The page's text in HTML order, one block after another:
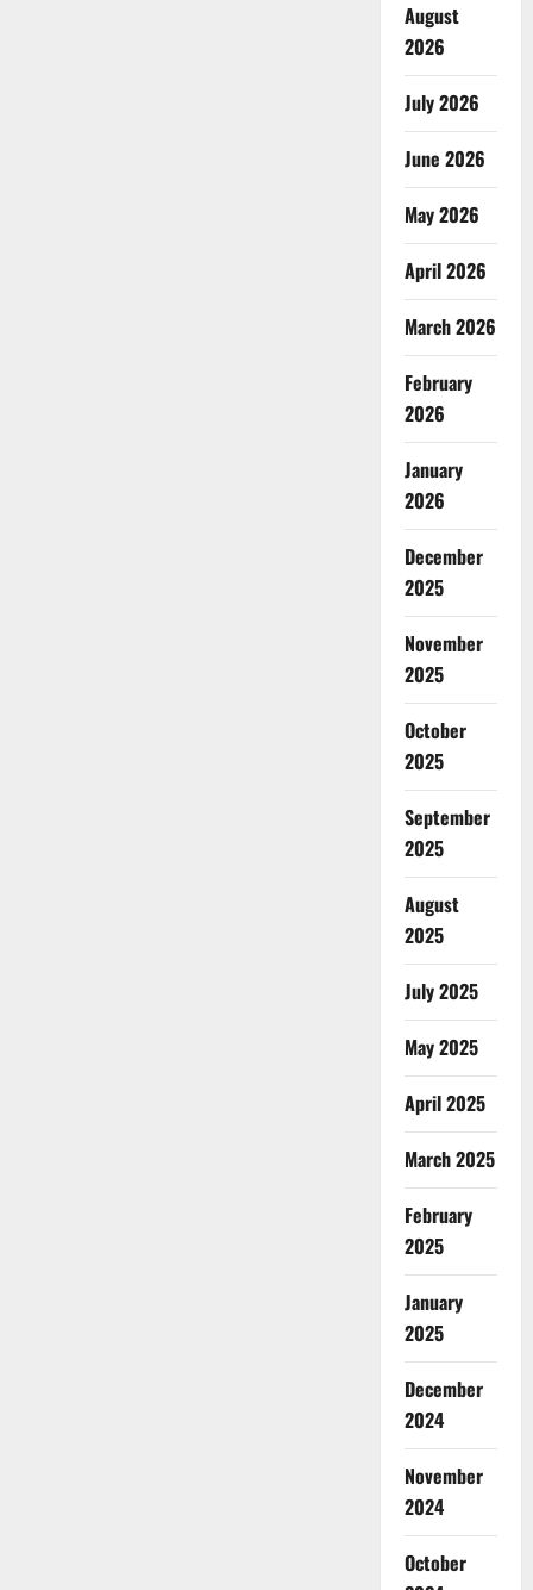
August
2026
July 2026
June 2026
May 2026
April 2026
March 2026
February
2026
January
2026
December
2025
November
2025
October
2025
September
2025
August
2025
July 2025
May 2025
April 2025
March 2025
February
2025
January
2025
December
2024
November
2024
October